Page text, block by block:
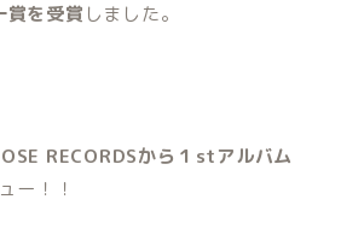
賞を受賞 しました。
RECORDSから１stアルバム
ー！！